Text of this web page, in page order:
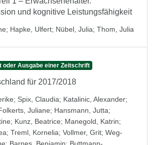
und kognitive Leistungsfähigkeit
; Hapke, Ulfert; Nübel, Julia; Thom, Julia
oder Ausgabe einer Zeitschrift
für 2017/2018
; Spix, Claudia; Katalinic, Alexander;
Juliane; Hansmann, Jutta;
; Kunz, Beatrice; Manegold, Katrin;
; Treml, Kornelia; Vollmer, Grit; Weg-